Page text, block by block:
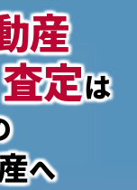
産
定は
へ